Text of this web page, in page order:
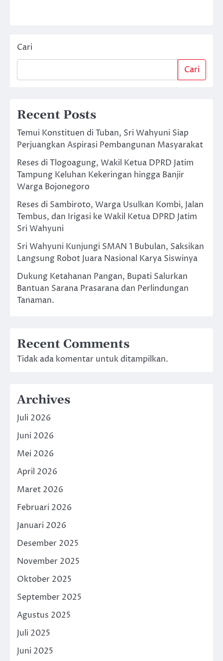
Cari
Cari
Recent Posts
Temui Konstituen di Tuban, Sri Wahyuni Siap
Perjuangkan Aspirasi Pembangunan Masyarakat
Reses di Tlogoagung, Wakil Ketua DPRD Jatim
Tampung Keluhan Kekeringan hingga Banjir
Warga Bojonegoro
Reses di Sambiroto, Warga Usulkan Kombi, Jalan
Tembus, dan Irigasi ke Wakil Ketua DPRD Jatim
Sri Wahyuni
Sri Wahyuni Kunjungi SMAN 1 Bubulan, Saksikan
Langsung Robot Juara Nasional Karya Siswinya
Dukung Ketahanan Pangan, Bupati Salurkan
Bantuan Sarana Prasarana dan Perlindungan
Tanaman.
Recent Comments
Tidak ada komentar untuk ditampilkan.
Archives
Juli 2026
Juni 2026
Mei 2026
April 2026
Maret 2026
Februari 2026
Januari 2026
Desember 2025
November 2025
Oktober 2025
September 2025
Agustus 2025
Juli 2025
Juni 2025